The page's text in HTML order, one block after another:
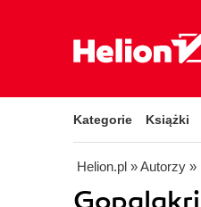
Kategorie Książki
Helion.pl » Autorzy »